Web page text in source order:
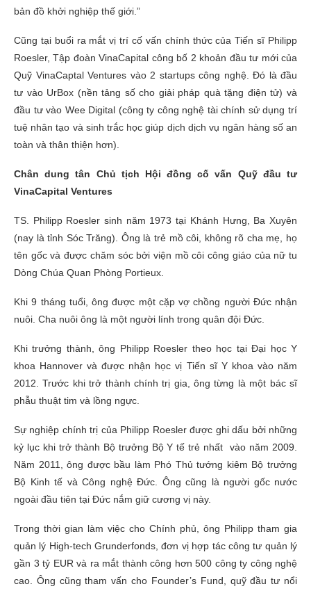
bản đồ khởi nghiệp thế giới.”
Cũng tại buổi ra mắt vị trí cố vấn chính thức của Tiến sĩ Philipp
Roesler, Tập đoàn VinaCapital công bố 2 khoản đầu tư mới của
Quỹ VinaCaptal Ventures vào 2 startups công nghệ. Đó là đầu
tư vào UrBox (nền tảng số cho giải pháp quà tặng điện tử) và
đầu tư vào Wee Digital (công ty công nghệ tài chính sử dụng trí
tuệ nhân tạo và sinh trắc học giúp dịch dịch vụ ngân hàng số an
toàn và thân thiện hơn).
Chân dung tân Chủ tịch Hội đồng cố vấn Quỹ đầu tư
VinaCapital Ventures
TS. Philipp Roesler sinh năm 1973 tại Khánh Hưng, Ba Xuyên
(nay là tỉnh Sóc Trăng). Ông là trẻ mồ côi, không rõ cha mẹ, họ
tên gốc và được chăm sóc bởi viện mồ côi công giáo của nữ tu
Dòng Chúa Quan Phòng Portieux.
Khi 9 tháng tuổi, ông được một cặp vợ chồng người Đức nhận
nuôi. Cha nuôi ông là một người lính trong quân đội Đức.
Khi trưởng thành, ông Philipp Roesler theo học tại Đại học Y
khoa Hannover và được nhận học vị Tiến sĩ Y khoa vào năm
2012. Trước khi trở thành chính trị gia, ông từng là một bác sĩ
phẫu thuật tim và lồng ngực.
Sự nghiệp chính trị của Philipp Roesler được ghi dấu bởi những
kỷ lục khi trở thành Bộ trưởng Bộ Y tế trẻ nhất vào năm 2009.
Năm 2011, ông được bầu làm Phó Thủ tướng kiêm Bộ trưởng
Bộ Kinh tế và Công nghệ Đức. Ông cũng là người gốc nước
ngoài đầu tiên tại Đức nắm giữ cương vị này.
Trong thời gian làm việc cho Chính phủ, ông Philipp tham gia
quản lý High-tech Grunderfonds, đơn vị hợp tác công tư quản lý
gần 3 tỷ EUR và ra mắt thành công hơn 500 công ty công nghệ
cao. Ông cũng tham vấn cho Founder’s Fund, quỹ đầu tư nổi